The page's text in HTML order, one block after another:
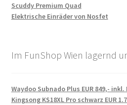
Scuddy Premium Quad
Elektrische Einräder von Nosfet
Im FunShop Wien lagernd
Waydoo Subnado Plus EUR 849,- inkl.
Kingsong KS18XL Pro schwarz EUR